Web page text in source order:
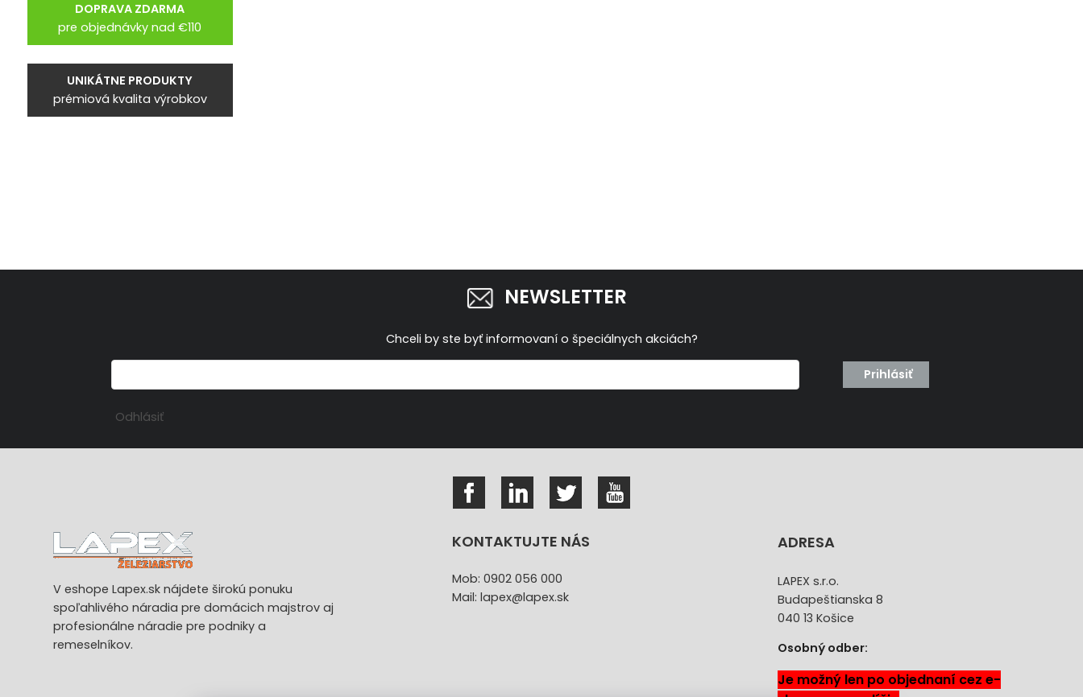
DOPRAVA ZDARMA
pre objednávky nad €110
UNIKÁTNE PRODUKTY
prémiová kvalita výrobkov
NEWSLETTER
Chceli by ste byť informovaní o špeciálnych akciách?
Prihlásiť
Odhlásiť
V eshope Lapex.sk nájdete širokú ponuku
spoľahlivého náradia pre domácich majstrov aj
profesionálne náradie pre podniky a
remeselníkov.
KONTAKTUJTE NÁS
Mob: 0902 056 000
Mail: lapex@lapex.sk
ADRESA
LAPEX s.r.o.
Budapeštianska 8
040 13 Košice
Osobný odber:
Je možný len po objednaní cez e-